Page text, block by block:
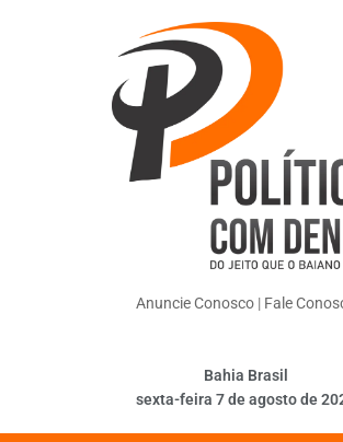
Anuncie Conosco| Fale
Bahia Brasil
sexta-feira 7 de agosto de